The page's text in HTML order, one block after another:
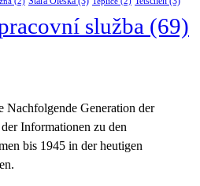
služba (69)
Nachfolgende Generation der
Informationen zu den
bis 1945 in der heutigen